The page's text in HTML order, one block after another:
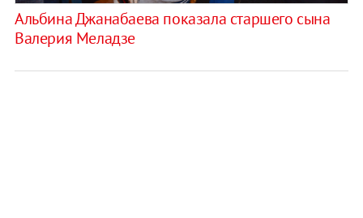
Альбина Джанабаева показала старшего сына
Валерия Меладзе